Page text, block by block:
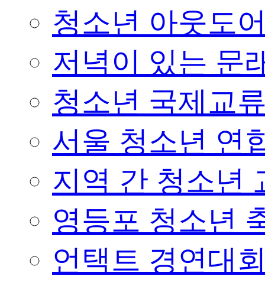
청소년 아웃도
저녁이 있는 문
청소년 국제교
서울 청소년 연
지역 간 청소년
영등포 청소년
언택트 경연대